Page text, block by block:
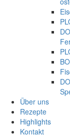
Über uns
Rezepte
Highlights
Kontakt